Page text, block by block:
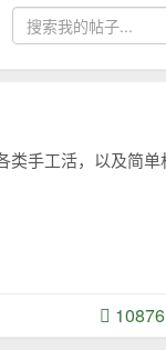
10876